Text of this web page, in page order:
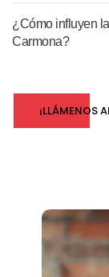
¿Cómo influyen
Carmona?
¡LLÁMENOS